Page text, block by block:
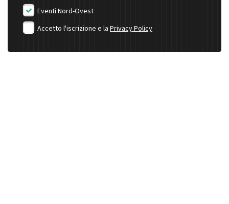
Eventi Nord-Ovest
Accetto l'iscrizione e la Privacy Policy